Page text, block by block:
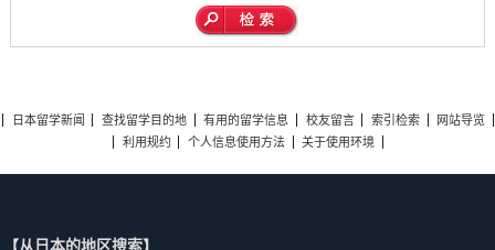
日本留学新闻 查找留学目的地 有用的留学信息 校友留言 索引检索
网站导览
利用规约
个人信息使用方法 关于使用环境
【从日本的地区搜索】